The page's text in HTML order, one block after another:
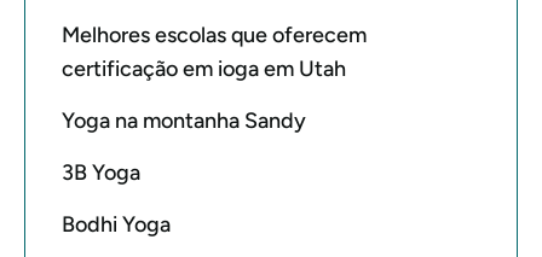
Melhores escolas que oferecem
certificação em ioga em Utah
Yoga na montanha Sandy
3B Yoga
Bodhi Yoga